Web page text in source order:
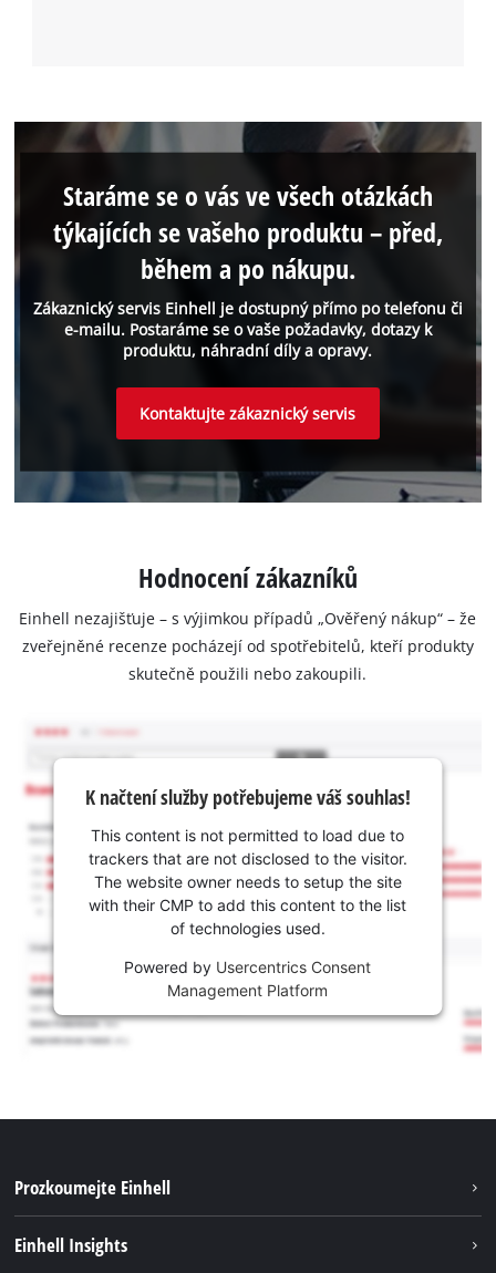
Zákaznický servis Einhell je dostupný přímo po telefonu či
e-mailu. Postaráme se o vaše požadavky, dotazy k
produktu, náhradní díly a opravy.
Staráme se o vás ve všech otázkách
týkajících se vašeho produktu – před,
během a po nákupu.
Kontaktujte zákaznický servis
Hodnocení zákazníků
Einhell nezajišťuje – s výjimkou případů „Ověřený nákup“ – že
zveřejněné recenze pocházejí od spotřebitelů, kteří produkty
skutečně použili nebo zakoupili.
K načtení služby potřebujeme váš souhlas!
This content is not permitted to load due to
trackers that are not disclosed to the visitor.
The website owner needs to setup the site
with their CMP to add this content to the list
of technologies used.
Powered by Usercentrics Consent
Management Platform
Prozkoumejte Einhell
Einhell Insights